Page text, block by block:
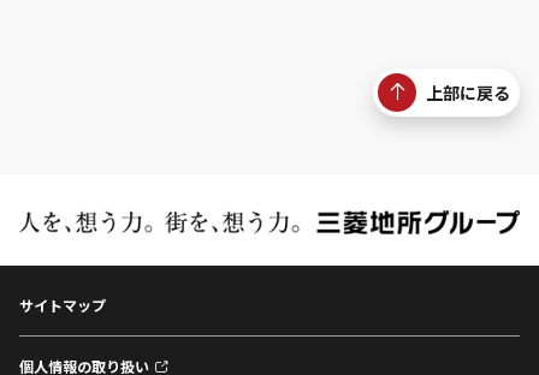
上部に戻る
サイトマップ
個人情報の取り扱い